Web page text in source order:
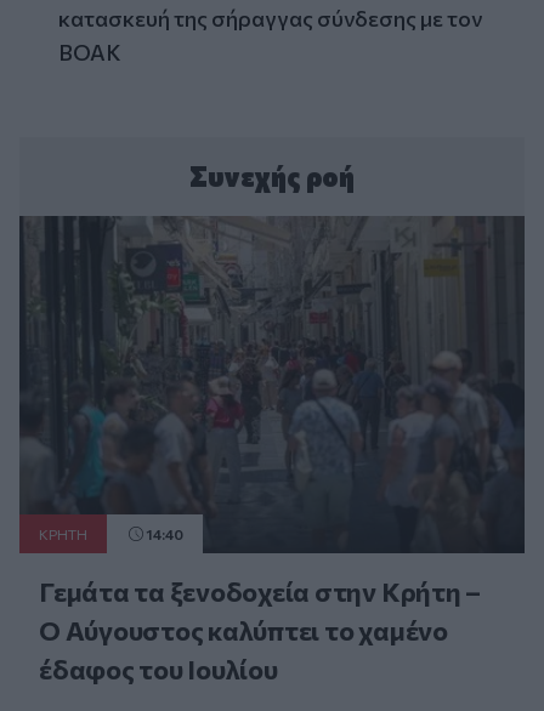
κατασκευή της σήραγγας σύνδεσης με τον
ΒΟΑΚ
Συνεχής ροή
ΚΡΗΤΗ 14:40
Γεμάτα τα ξενοδοχεία στην Κρήτη –
Ο Αύγουστος καλύπτει το χαμένο
έδαφος του Ιουλίου